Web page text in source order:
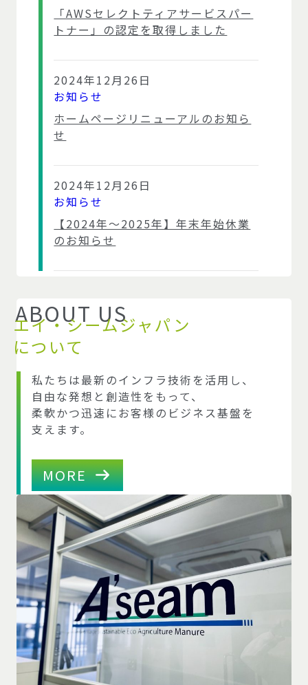
「AWSセレクトティアサービスパー
トナー」の認定を取得しました
2024年12月26日
お知らせ
ホームページリニューアルのお知ら
せ
2024年12月26日
お知らせ
【2024年～2025年】年末年始休業
のお知らせ
ABOUT US
エイ・シームジャパン
について
私たちは最新のインフラ技術を活用し、
自由な発想と創造性をもって、
柔軟かつ迅速にお客様のビジネス基盤を
支えます。
MORE